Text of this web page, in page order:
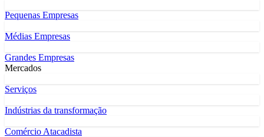
Pequenas Empresas
Médias Empresas
Grandes Empresas
Mercados
Serviços
Indústrias da transformação
Comércio Atacadista